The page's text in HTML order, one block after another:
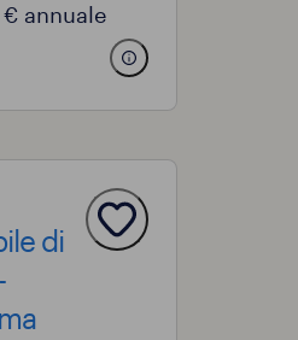
annuale
di